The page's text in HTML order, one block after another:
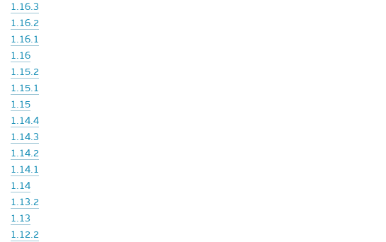
1.16.3
1.16.2
1.16.1
1.16
1.15.2
1.15.1
1.15
1.14.4
1.14.3
1.14.2
1.14.1
1.14
1.13.2
1.13
1.12.2